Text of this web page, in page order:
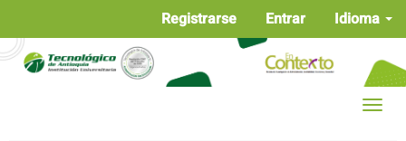
Contenido
principal
Idioma
Registrarse Entrar
Toggle